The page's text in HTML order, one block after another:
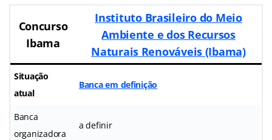
Concurso
Ibama
Instituto Brasileiro do Meio
Ambiente e dos Recursos
Naturais Renováveis (Ibama)
Situação
atual
Banca em definição
Banca
organizadora
a definir